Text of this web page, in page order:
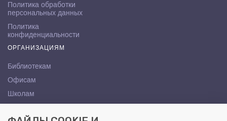
Политика обработки
персональных данных
Политика
конфиденциальности
ОРГАНИЗАЦИЯМ
Библиотекам
Офисам
Школам